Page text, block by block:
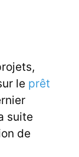
le prêt
suite
de